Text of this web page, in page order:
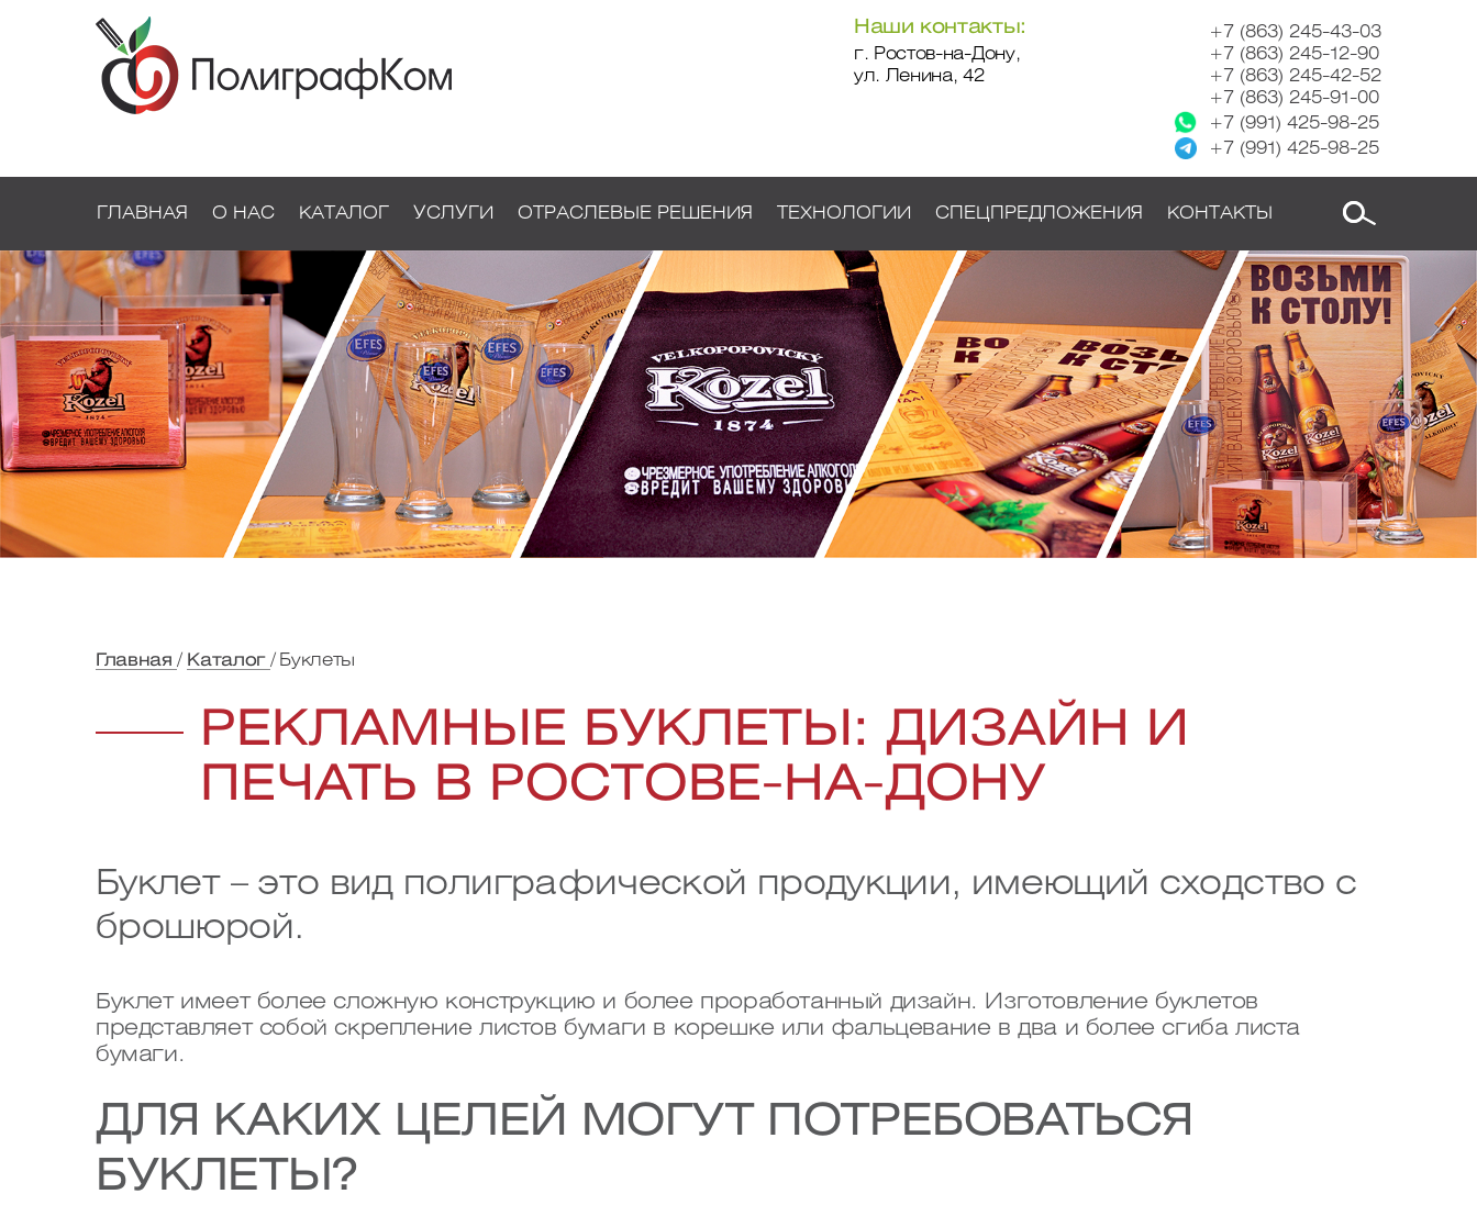
+7 (863) 245-43-03
+7 (863) 245-12-90
+7 (863) 245-42-52
+7 (863) 245-91-00
+7 (991) 425-98-25
+7 (991) 425-98-25
Наши контакты:
г. Ростов-на-Дону,
ул. Ленина, 42
ГЛАВНАЯ О НАС КАТАЛОГ УСЛУГИ ОТРАСЛЕВЫЕ РЕШЕНИЯ ТЕХНОЛОГИИ СПЕЦПРЕДЛОЖЕНИЯ КОНТАКТЫ
Главная Каталог Буклеты
РЕКЛАМНЫЕ БУКЛЕТЫ: ДИЗАЙН И
ПЕЧАТЬ В РОСТОВЕ-НА-ДОНУ
Буклет – это вид полиграфической продукции, имеющий сходство с
брошюрой.
Буклет имеет более сложную конструкцию и более проработанный дизайн. Изготовление буклетов
представляет собой скрепление листов бумаги в корешке или фальцевание в два и более сгиба листа
бумаги.
ДЛЯ КАКИХ ЦЕЛЕЙ МОГУТ ПОТРЕБОВАТЬСЯ
БУКЛЕТЫ?